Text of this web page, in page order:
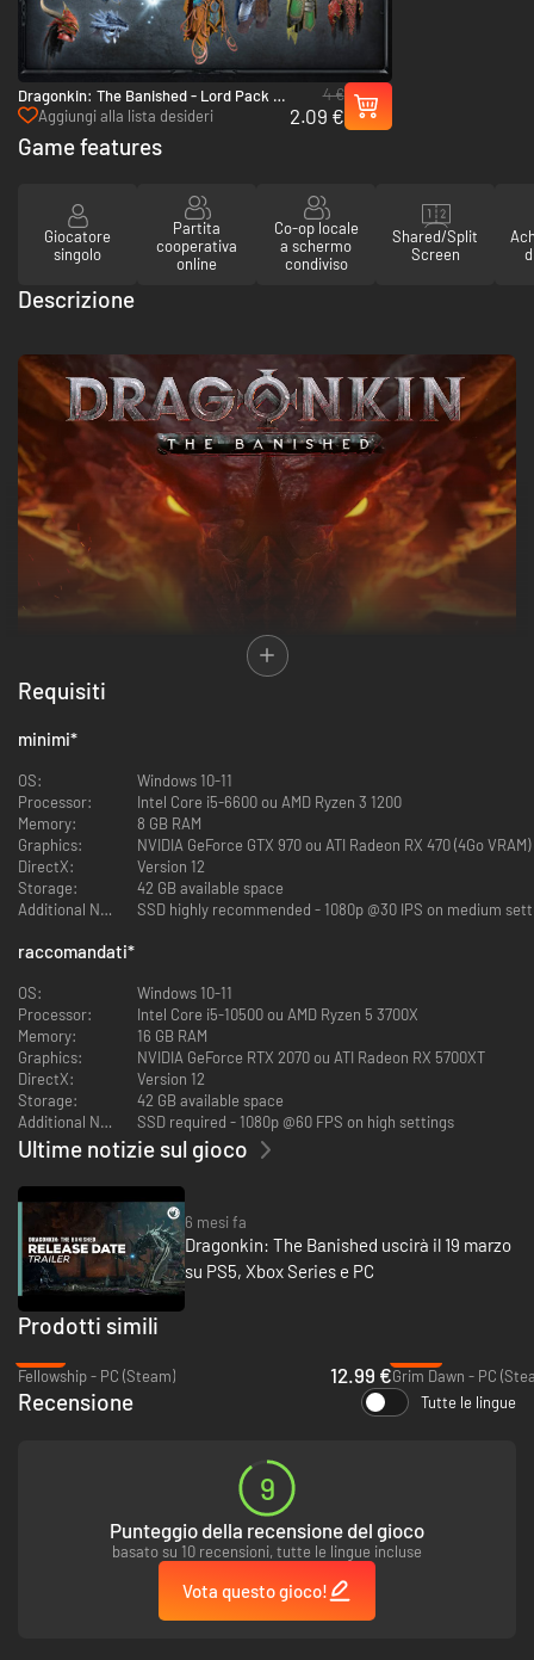
Dragonkin: The Banished - Lord Pack -
PC (Steam)
Aggiungi alla lista desideri
4 €
2.09 €
Game features
Giocatore
singolo
Partita
cooperativa
online
Co-op locale
a schermo
condiviso
Shared/Split
Screen
Descrizione
Requisiti
minimi*
OS:
Windows 10-11
Processor:
Intel Core i5-6600 ou AMD Ryzen 3 1200
Memory:
8 GB RAM
Graphics:
NVIDIA GeForce GTX 970 ou ATI Radeon RX 470 (4Go VRAM)
DirectX:
Version 12
Storage:
42 GB available space
Additional Notes:
SSD highly recommended - 1080p @30 IPS on medium
raccomandati*
OS:
Windows 10-11
Processor:
Intel Core i5-10500 ou AMD Ryzen 5 3700X
Memory:
16 GB RAM
Graphics:
NVIDIA GeForce RTX 2070 ou ATI Radeon RX 5700XT
DirectX:
Version 12
Storage:
42 GB available space
Additional Notes:
SSD required - 1080p @60 FPS on high settings
Ultime notizie sul gioco
6 mesi fa
Dragonkin: The Banished uscirà il 19 marzo
su PS5, Xbox Series e PC
Prodotti simili
Fellowship - PC (Steam)
12.99 €Grim Dawn - PC
Recensione Tutte le lingue
9
Punteggio della recensione del gioco
basato su 10 recensioni, tutte le lingue incluse
Vota questo gioco!